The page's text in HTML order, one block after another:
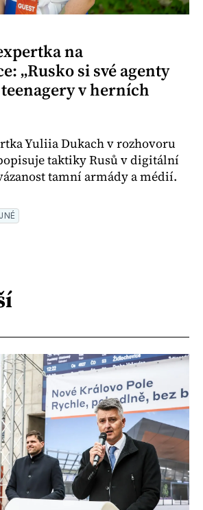
na
„Rusko si své agenty
v herních
Yuliia Dukach v rozhovoru
taktiky Rusů v digitální
tamní armády a médií.